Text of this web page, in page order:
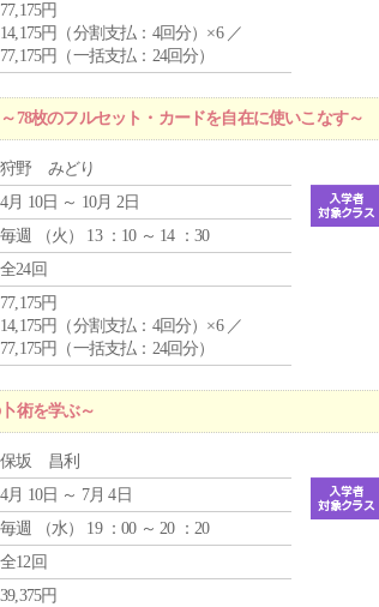
77,175円
14,175円（分割支払：4回分）×6 ／
77,175円（一括支払：24回分）
枚のフルセット・カードを自在に使いこなす～
狩野 みどり
4月 10日 ～ 10月 2日
毎週 （火 ） 13 ：10 ～ 14 ：30
全24回
77,175円
14,175円（分割支払：4回分）×6 ／
77,175円（一括支払：24回分）
術を学ぶ～
保坂 昌利
4月 10日 ～ 7月 4日
毎週 （水） 19 ：00 ～ 20 ：20
全12回
39,375円